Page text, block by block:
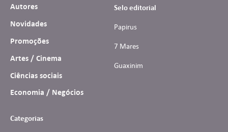
Autores
Novidades
Promoções
Artes / Cinema
Ciências sociais
Economia / Negócios
Selo editorial
Papirus
7 Mares
Guaxinim
Categorias